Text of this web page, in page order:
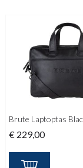
Brute Laptoptas
€ 229,00